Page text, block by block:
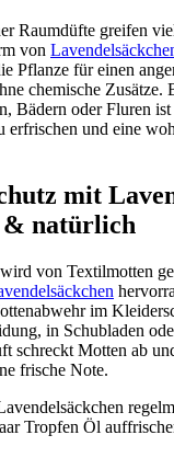
Raumdüfte greifen
von
Pflanze für einen
chemische Zusätze.
Bädern oder Fluren
erfrischen und eine
mit
& natürlich
von Textilmotten
im
in Schubladen
schreckt Motten ab
frische Note.
Tropfen Öl